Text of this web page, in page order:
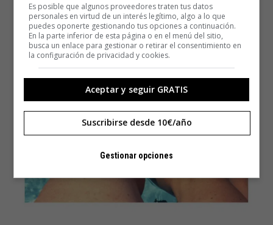
Es posible que algunos proveedores traten tus datos
personales en virtud de un interés legítimo, algo a lo que
puedes oponerte gestionando tus opciones a continuación.
En la parte inferior de esta página o en el menú del sitio,
busca un enlace para gestionar o retirar el consentimiento en
la configuración de privacidad y cookies.
Aceptar y seguir GRATIS
Suscribirse desde 10€/año
Gestionar opciones